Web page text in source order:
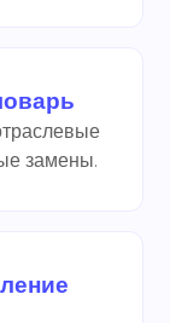
замены.